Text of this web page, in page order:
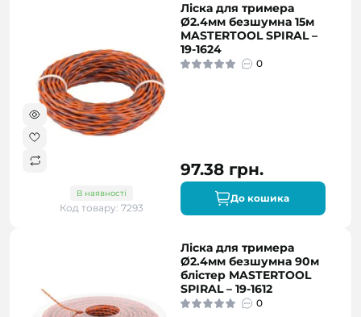
В наявності
Код товару: 7293
Ліска для тримера
Ø2.4мм безшумна 15м
MASTERTOOL SPIRAL –
19-1624
0
97.38 грн.
До кошика
Ліска для тримера
Ø2.4мм безшумна 90м
блістер MASTERTOOL
SPIRAL – 19-1612
0